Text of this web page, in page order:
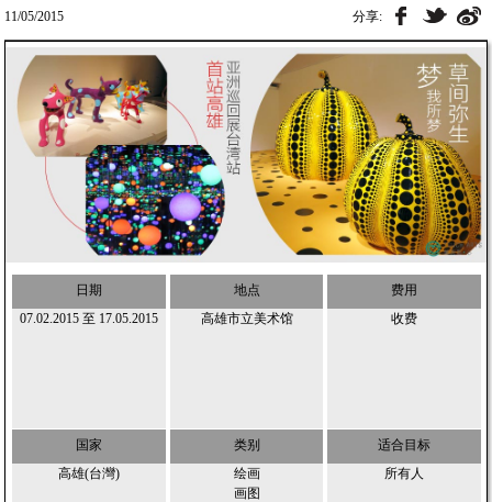
11/05/2015 分享:
日期
07.02.2015至 17.05.2015
地点
高雄市立美术馆
费用
收费
国家
高雄(台灣)
类别
绘画
画图
适合目标
所有人